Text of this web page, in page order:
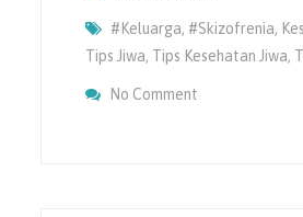
#keluarga, #skizofrenia,
Tips Jiwa, Tips Kesehatan Jiwa,
No Comment